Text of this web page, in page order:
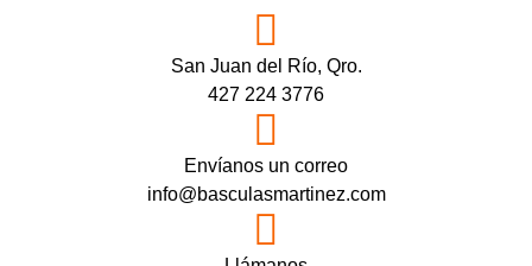
San Juan del Río, Qro.
427 224 3776
Envíanos un correo
info@basculasmartinez.com